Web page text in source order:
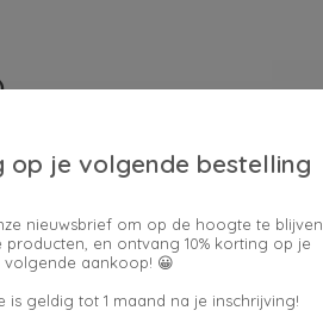
op je volgende bestelling
nieuwsbrief om op de hoogte te blijven
producten, en ontvang 10% korting op je
volgende aankoop! 😀
is geldig tot 1 maand na je inschrijving!